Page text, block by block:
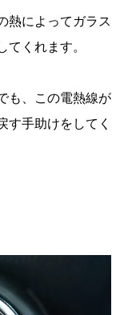
熱によってガラス
てくれます。
も、この電熱線が
す手助けをしてく